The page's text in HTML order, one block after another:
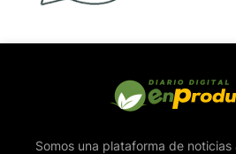
Somos una plataforma de